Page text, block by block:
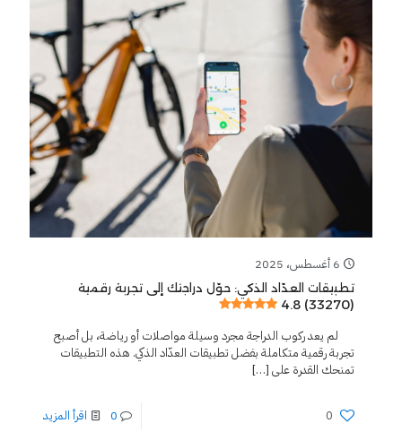
6 أغسطس، 2025
تطبيقات العدّاد الذكي: حوّل دراجتك إلى تجربة رقمية
4.8 (33270)
لم يعد ركوب الدراجة مجرد وسيلة مواصلات أو رياضة، بل أصبح
تجربة رقمية متكاملة بفضل تطبيقات العدّاد الذكي. هذه التطبيقات
تمنحك القدرة على […]
0
0 اقرأ المزيد